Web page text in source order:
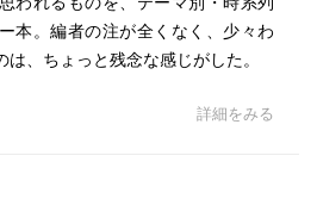
本。編者の注が全くなく、少々わ
、ちょっと残念な感じがした。
詳細をみる